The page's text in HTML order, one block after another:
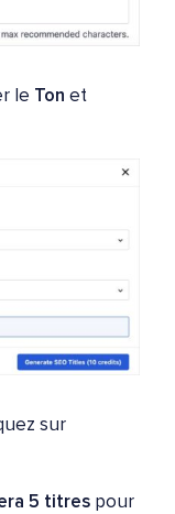
le Ton et
sur
5 titres pour